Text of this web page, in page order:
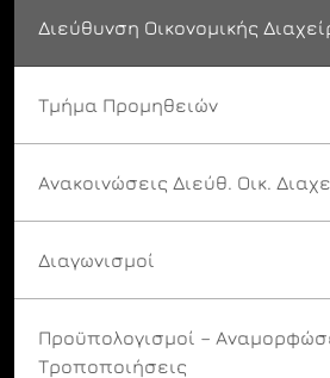
Διεύθυνση Οικονομικής
Τμήμα Προμηθειών
Ανακοινώσεις Διεύθ. Οικ.
Διαγωνισμοί
Προϋπολογισμοί –
Τροποποιήσεις